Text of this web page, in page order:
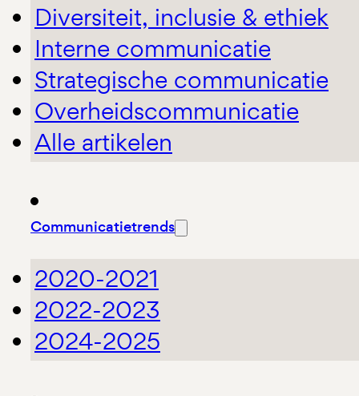
Diversiteit, inclusie & ethiek
Interne communicatie
Strategische communicatie
Overheidscommunicatie
Alle artikelen
Communicatietrends
2020-2021
2022-2023
2024-2025